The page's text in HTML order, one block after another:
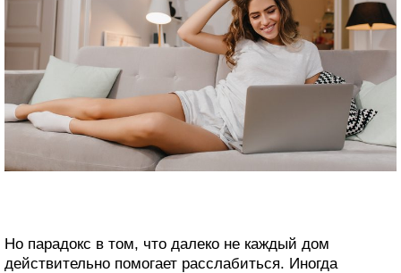
Но парадокс в том, что далеко не каждый дом
действительно помогает расслабиться. Иногда